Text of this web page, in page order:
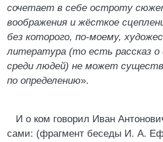
сочетает в себе остроту
воображения и жёсткое
без которого, по-моему,
литература (то есть рассказ о
среди людей) не может
по определению».
И о ком говорил Иван
сами: (фрагмент беседы И. А.